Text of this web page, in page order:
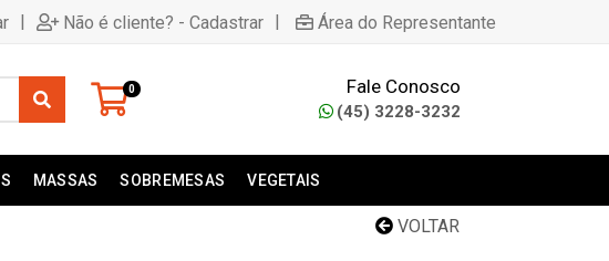
| Não é cliente? - Cadastrar | Área do Representante
0 Fale Conosco
(45) 3228-3232
MASSAS SOBREMESAS VEGETAIS
VOLTAR